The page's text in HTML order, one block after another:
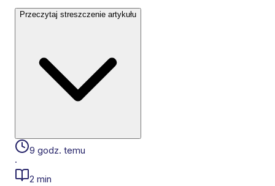
Przeczytaj streszczenie artykułu
9 godz. temu
·
2 min